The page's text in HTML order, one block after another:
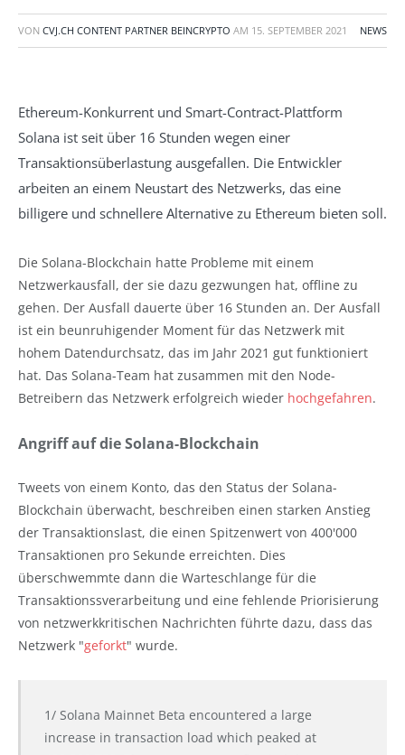
VON CVJ.CH CONTENT PARTNER BEINCRYPTO AM 15. SEPTEMBER 2021 NEWS
Ethereum-Konkurrent und Smart-Contract-Plattform
Solana ist seit über 16 Stunden wegen einer
Transaktionsüberlastung ausgefallen. Die Entwickler
arbeiten an einem Neustart des Netzwerks, das eine
billigere und schnellere Alternative zu Ethereum bieten soll.
Die Solana-Blockchain hatte Probleme mit einem
Netzwerkausfall, der sie dazu gezwungen hat, offline zu
gehen. Der Ausfall dauerte über 16 Stunden an. Der Ausfall
ist ein beunruhigender Moment für das Netzwerk mit
hohem Datendurchsatz, das im Jahr 2021 gut funktioniert
hat. Das Solana-Team hat zusammen mit den Node-
Betreibern das Netzwerk erfolgreich wieder hochgefahren.
Angriff auf die Solana-Blockchain
Tweets von einem Konto, das den Status der Solana-
Blockchain überwacht, beschreiben einen starken Anstieg
der Transaktionslast, die einen Spitzenwert von 400'000
Transaktionen pro Sekunde erreichten. Dies
überschwemmte dann die Warteschlange für die
Transaktionssverarbeitung und eine fehlende Priorisierung
von netzwerkkritischen Nachrichten führte dazu, dass das
Netzwerk "geforkt" wurde.
1/ Solana Mainnet Beta encountered a large
increase in transaction load which peaked at